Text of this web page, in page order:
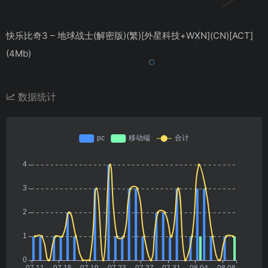
快乐比奇3 – 地球战士(解密版)(繁)[外星科技+WXN](CN)[ACT]
(4Mb)
数据统计